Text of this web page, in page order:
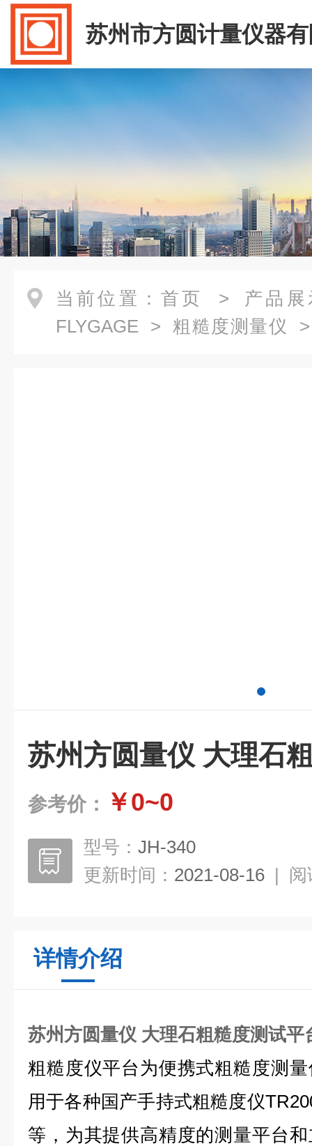
苏州市方圆计量仪器
当前位置： 首页 > 产品展
FLYGAGE > 粗糙度测量仪
苏州方圆量仪 大理石
参考价： ￥0~0
型号： JH-340
更新时间： 2021-08-16 | 阅
详情介绍
苏州方圆量仪 大理石粗糙度测试平
粗糙度仪平台为便携式粗糙度测
用于各种国产手持式粗糙度仪
等，为其提供高精度的测量平台